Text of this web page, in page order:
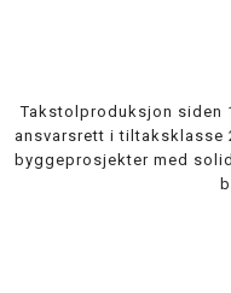
Takstolproduksjon siden
ansvarsrett i tiltaksklasse
byggeprosjekter med